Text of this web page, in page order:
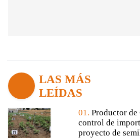
LAS MÁS
LEÍDAS
01. Productor de
control de
proyecto de